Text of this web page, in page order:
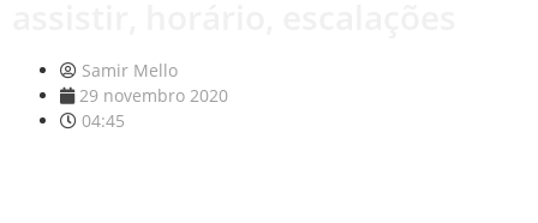
Samir Mello
29 novembro 2020
04:45